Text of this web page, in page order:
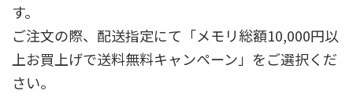
す。
ご注文の際、配送指定にて「メモリ総額10,000円以
上お買上げで送料無料キャンペーン」をご選択くだ
さい。